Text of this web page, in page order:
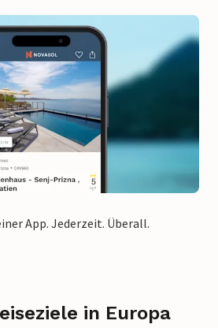
App. Jederzeit. Überall.
in Europa